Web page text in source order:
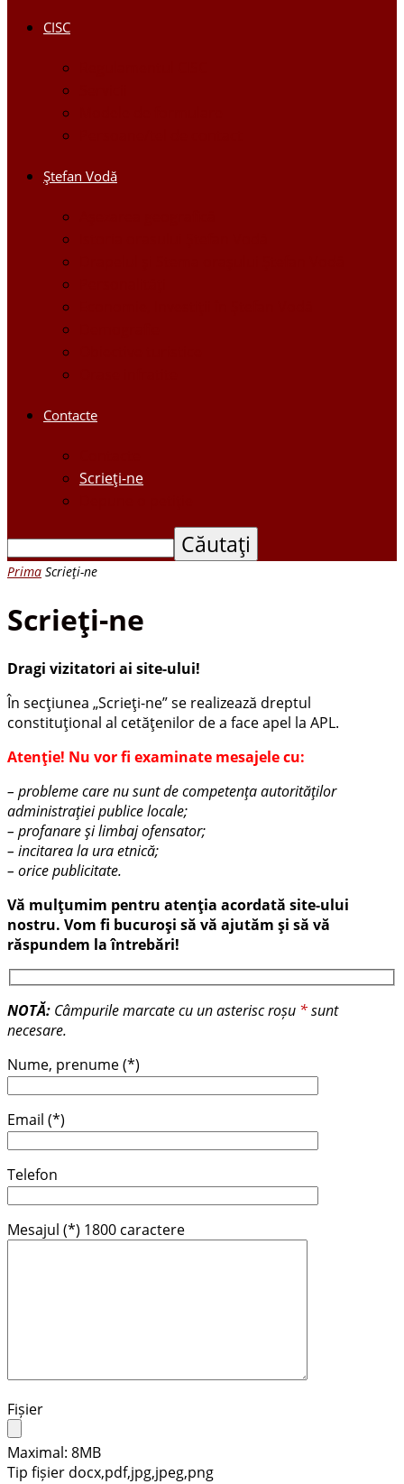
CISC
Ştefan Vodă
Contacte
Scrieți-ne
Prima Scrieți-ne
Scrieți-ne
Dragi vizitatori ai site-ului!
În secțiunea „Scrieți-ne” se realizează dreptul
constituțional al cetățenilor de a face apel la APL.
Atenție! Nu vor fi examinate mesajele cu:
– probleme care nu sunt de competența autorităților
administrației publice locale;
– profanare și limbaj ofensator;
– incitarea la ura etnică;
– orice publicitate.
Vă mulțumim pentru atenția acordată site-ului
nostru. Vom fi bucuroși să vă ajutăm și să vă
răspundem la întrebări!
NOTĂ: Câmpurile marcate cu un asterisc roșu *sunt
necesare.
Nume, prenume(*)
Email (*)
Telefon
Mesajul (*) 1800 caractere
Fișier
Maximal: 8MB
Tip fișier docx,pdf,jpg,jpeg,png